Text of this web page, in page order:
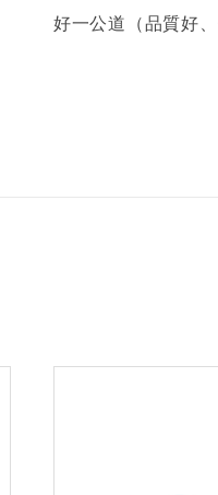
好一公道（品質好